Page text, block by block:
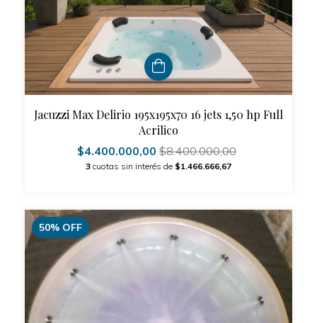
Jacuzzi Max Delirio 195x195x70 16 jets 1,50 hp Full
Acrilico
$4.400.000,00 $8.400.000,00
3 cuotas sin interés de $1.466.666,67
50% OFF